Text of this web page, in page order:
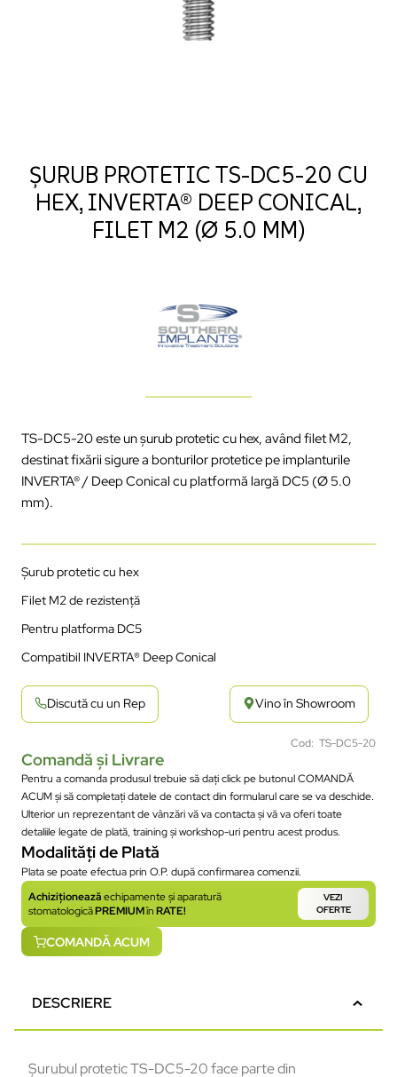
ȘURUB PROTETIC TS-DC5-20 CU
HEX, INVERTA® DEEP CONICAL,
FILET M2 (Ø 5.0 MM)
TS-DC5-20 este un șurub protetic cu hex, având filet M2,
destinatfixăriisigurea bonturilor protetice peimplanturile
INVERTA® / Deep Conical cu platformă largă DC5 (Ø 5.0
mm).
Șurub protetic cu hex
Filet M2 de rezistență
Pentru platforma DC5
Compatibil INVERTA® Deep Conical
Discută cu un Rep Vino în Showroom
Cod: TS-DC5-20
Comandă și Livrare
Pentru a comanda produsul trebuie să dați click pe butonul COMANDĂ
ACUM și să completați datele de contact din formularul care se va deschide.
Ulterior un reprezentant de vânzări vă va contacta și vă va oferi toate
detaliile legate de plată, training și workshop-uri pentru acest produs.
Modalități de Plată
Plata se poate efectua prin O.P. după confirmarea comenzii.
Achiziționeazăechipamente și aparatură
stomatologicăPREMIUMînRATE!
VEZI
OFERTE
COMANDĂ ACUM
DESCRIERE
Șurubul protetic TS-DC5-20 face parte din